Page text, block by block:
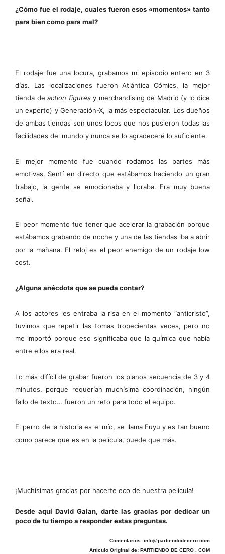
¿Cómo fue el rodaje, cuales fueron esos «momentos» tanto
para bien como para mal?
El rodaje fue una locura, grabamos mi episodio entero en 3
días. Las localizaciones fueron Atlántica Cómics, la mejor
tienda de action figuresy merchandising de Madrid (y lo dice
un experto) y Generación-X, la más espectacular. Los dueños
de ambas tiendas son unos locos que nos pusieron todas las
facilidades del mundo y nunca se lo agradeceré lo suficiente.
El mejor momento fue cuando rodamos las partes más
emotivas. Sentí en directo que estábamos haciendo un gran
trabajo, la gente se emocionaba y lloraba. Era muy buena
señal.
El peor momento fue tener que acelerar la grabación porque
estábamos grabando de noche y una de las tiendas iba a abrir
por la mañana. El reloj es el peor enemigo de un rodaje low
cost.
¿Alguna anécdota que se pueda contar?
A los actores les entraba la risa en el momento “anticristo”,
tuvimos que repetir las tomas tropecientas veces, pero no
me importó porque eso significaba que la química que había
entre ellos era real.
Lo más difícil de grabar fueron los planos secuencia de 3 y 4
minutos, porque requerían muchísima coordinación, ningún
fallo de texto… fueron un reto para todo el equipo.
El perro de la historia es el mío, se llama Fuyu y es tan bueno
como parece que es en la película, puede que más.
¡Muchísimas gracias por hacerte eco de nuestra película!
Desde aquí David Galan, darte las gracias por dedicar un
poco de tu tiempo a responder estas preguntas.
Comentarios: info@partiendodecero.com
Artículo Original de: PARTIENDO DE CERO . COM